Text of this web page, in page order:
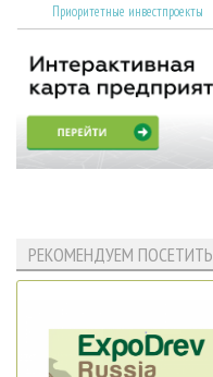
Приоритетные инвестпроекты
РЕКОМЕНДУЕМ ПОСЕТИТЬ